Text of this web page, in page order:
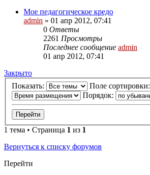
Мое педагогическое кредо
admin » 01 апр 2012, 07:41
0 Ответы
2261 Просмотры
Последнее сообщение admin
01 апр 2012, 07:41
Закрыто
Показать:
Поле сортировки:
Порядок:
1 тема • Страница 1 из 1
Вернуться к списку форумов
Перейти